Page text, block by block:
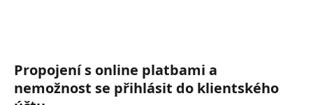
Propojení s online platbami a
nemožnost se přihlásit do klientského